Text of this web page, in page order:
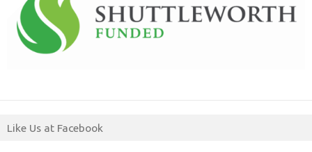
Like Us at Facebook